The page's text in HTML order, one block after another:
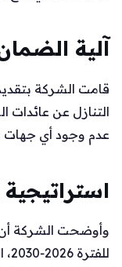
آلية
قامت الشركة
التنازل عن
عدم وجود أي جهات
استراتيجية النمو
وأوضحت الشركة أن